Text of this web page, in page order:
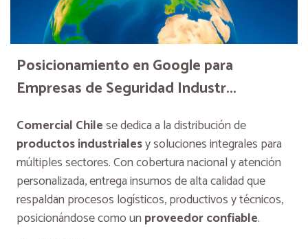
Posicionamiento en Google para
Empresas de Seguridad Industr...
Comercial Chilese dedica a la distribución de
productos industrialesy soluciones integrales para
múltiples sectores. Con cobertura nacional y atención
personalizada, entrega insumos de alta calidad que
respaldan procesos logísticos, productivos y técnicos,
posicionándose como un proveedor confiable.